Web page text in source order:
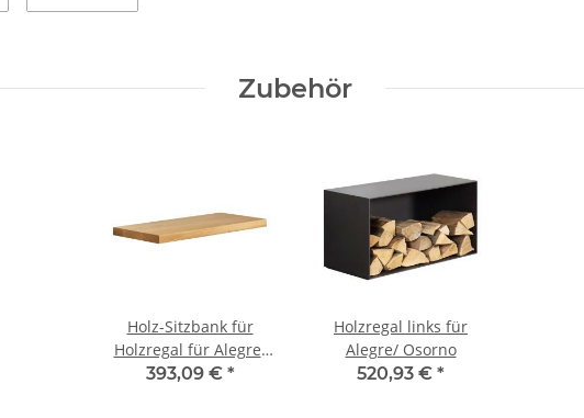
Zubehör
Holz-Sitzbank für
Holzregal für Alegre/
Osorno
393,09 € *
Holzregal links für
Alegre/ Osorno
520,93 € *